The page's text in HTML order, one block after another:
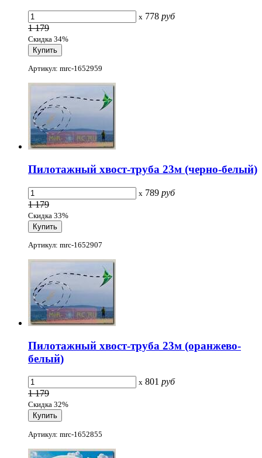
x 778 руб
1 179
Скидка 34%
Артикул: mrc-1652959
Пилотажный хвост-труба 23м (черно-белый)
x 789 руб
1 179
Скидка 33%
Артикул: mrc-1652907
Пилотажный хвост-труба 23м (оранжево-
белый)
x 801 руб
1 179
Скидка 32%
Артикул: mrc-1652855